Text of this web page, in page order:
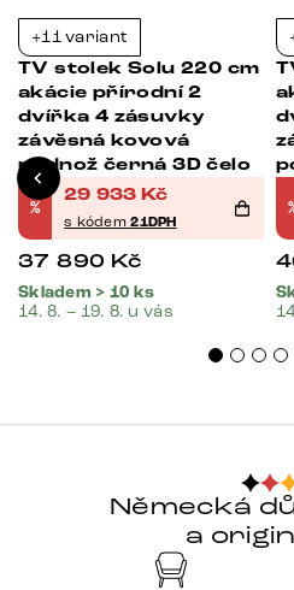
+11 variant
TV stolek Solu 220 cm
akácie přírodní 2
dvířka 4 zásuvky
závěsná kovová
podnož černá 3D čelo
%
29 933 Kč
s kódem21DPH
37 890 Kč
Skladem > 10 ks
14. 8. – 19. 8. u vás
Německá
a